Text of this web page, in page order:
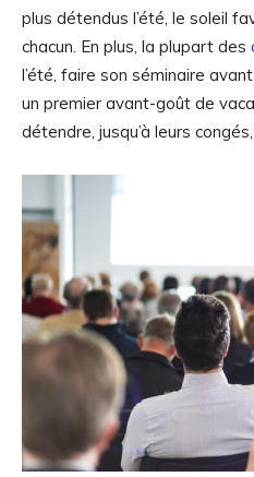
plus détendus l’été, le soleil
chacun. En plus, la plupart des
l’été, faire son séminaire
un premier avant-goût de
détendre, jusqu’à leurs